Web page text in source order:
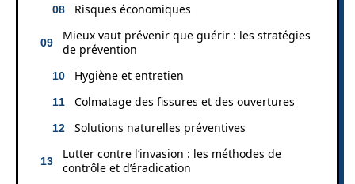
Risques économiques
Mieux vaut prévenir que guérir : les stratégies
de prévention
Hygiène et entretien
Colmatage des fissures et des ouvertures
Solutions naturelles préventives
Lutter contre l’invasion : les méthodes de
contrôle et d’éradication